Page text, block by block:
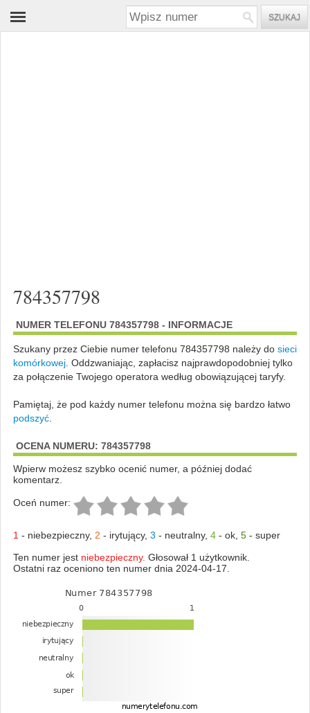
784357798
NUMER TELEFONU 784357798 - INFORMACJE
Szukany przez Ciebie numer telefonu 784357798 należy do sieci
komórkowej. Oddzwaniając, zapłacisz najprawdopodobniej tylko
za połączenie Twojego operatora według obowiązującej taryfy.
Pamiętaj, że pod każdy numer telefonu można się bardzo łatwo
podszyć.
OCENA NUMERU: 784357798
Wpierw możesz szybko ocenić numer, a później dodać
komentarz.
Oceń numer:
1 - niebezpieczny, 2 - irytujący, 3 - neutralny, 4- ok, 5- super
Ten numer jest niebezpieczny. Głosował 1 użytkownik.
Ostatni raz oceniono ten numer dnia 2024-04-17.